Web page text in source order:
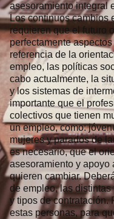
asesoramiento integral
Los continuos cambios
requieren que el futuro
perfectamente
referencia de la
empleo, las políticas
cabo actualmente, la
y los sistemas de
importante que el
colectivos que tienen
un empleo, como:
mujeres y parados de
es necesario, que el
asesoramiento y apoyo
quieren cambiar.
de empleo, las
y tipos de contratación.
estas personas, para